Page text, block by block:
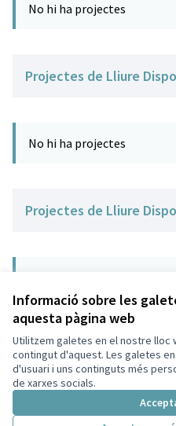
Informació sobre les
aquesta pàgina web
Utilitzem galetes en el nostre lloc
contingut d'aquest. Les galetes
d'usuari i uns continguts més
de xarxes socials.
No hi ha projectes
Projectes de Lliure
No hi ha projectes
Projectes de Lliure
Termes i condicions d'ús
Configuració de les galetes
Decidim Sant Cugat a X
(Enllaç extern)
Decidim Sant Cugat a
Decidim Sant Cugat a
Decidim Sant
(Enllaç extern)